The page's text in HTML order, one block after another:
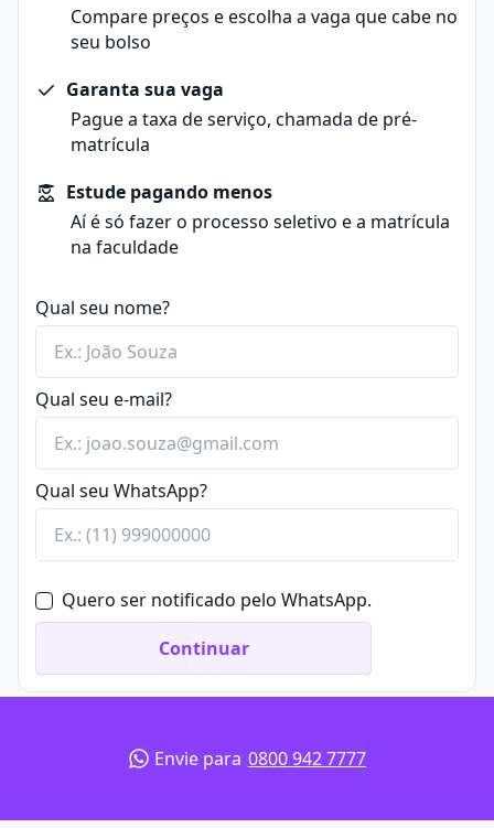
Compare preços e escolha a vaga que cabe no
seu bolso
Garanta sua vaga
Pague a taxa de serviço, chamada de pré-
matrícula
Estude pagando menos
Aí é só fazer o processo seletivo e a matrícula
na faculdade
Qual seu nome?
Qual seu e-mail?
Qual seu WhatsApp?
Quero ser notificado pelo WhatsApp.
Continuar
Envie para 0800 942 7777